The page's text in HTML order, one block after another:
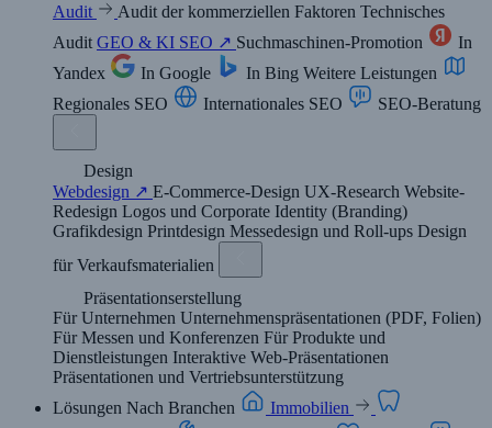
Audit
Audit der kommerziellen Faktoren Technisches
Audit GEO & KI SEO ↗ Suchmaschinen-Promotion
In
Yandex
In Google In Bing Weitere Leistungen
Regionales SEO
Internationales SEO SEO-Beratung
Design
Webdesign ↗ E-Commerce-Design UX-Research Website-
Redesign Logos und Corporate Identity (Branding)
Grafikdesign Printdesign Messedesign und Roll-ups Design
für Verkaufsmaterialien
Präsentationserstellung
Für Unternehmen Unternehmenspräsentationen (PDF, Folien)
Für Messen und Konferenzen Für Produkte und
Dienstleistungen Interaktive Web-Präsentationen
Präsentationen und Vertriebsunterstützung
Lösungen Nach Branchen
Immobilien